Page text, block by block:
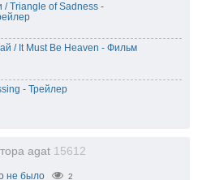
/ Triangle of Sadness -
/ It Must Be Heaven - Фильм
- Трейлер
agat 15612
не было 2